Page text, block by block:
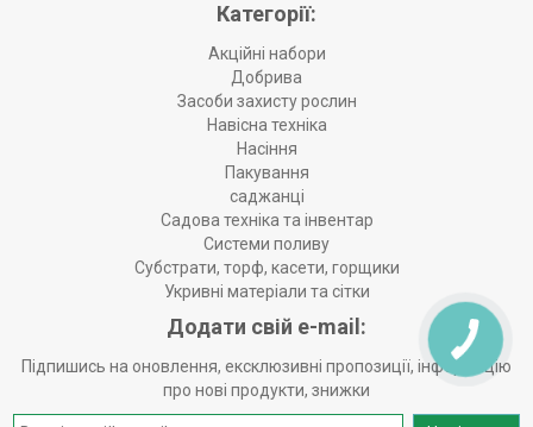
Категорії:
Акційні набори
Добрива
Засоби захисту рослин
Навісна техніка
Насіння
Пакування
саджанці
Садова техніка та інвентар
Системи поливу
Субстрати, торф, касети, горщики
Укривні матеріали та сітки
Додати свій e-mail:
Підпишись на оновлення, ексклюзивні пропозиції, інформацію
про нові продукти, знижки